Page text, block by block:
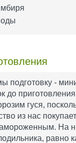
подготовку -
до приготовления
гуся,
из нас
На
равно